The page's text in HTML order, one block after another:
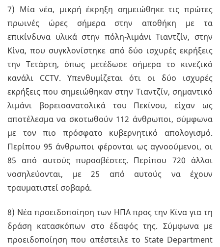
7) Μία νέα, μικρή έκρηξη σημειώθηκε τις πρώτες
πρωινές ώρες σήμερα στην αποθήκη με τα
επικίνδυνα υλικά στην πόλη-λιμάνι Τιαντζίν, στην
Κίνα, που συγκλονίστηκε από δύο ισχυρές εκρήξεις
την Τετάρτη, όπως μετέδωσε σήμερα το κινεζικό
κανάλι CCTV. Υπενθυμίζεται ότι οι δύο ισχυρές
εκρήξεις που σημειώθηκαν στην Τιαντζίν, σημαντικό
λιμάνι βορειοανατολικά του Πεκίνου, είχαν ως
αποτέλεσμα να σκοτωθούν 112 άνθρωποι, σύμφωνα
με τον πιο πρόσφατο κυβερνητικό απολογισμό.
Περίπου 95 άνθρωποι φέρονται ως αγνοούμενοι, οι
85 από αυτούς πυροσβέστες. Περίπου 720 άλλοι
νοσηλεύονται, με 25 από αυτούς να έχουν
τραυματιστεί σοβαρά.
8) Νέα προειδοποίηση των ΗΠΑ προς την Κίνα για τη
δράση κατασκόπων στο έδαφός της. Σύμφωνα με
προειδοποίηση που απέστειλε το State Department